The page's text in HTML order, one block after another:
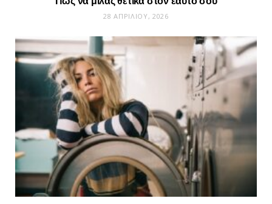
28 ΑΠΡΙΛΊΟΥ, 2026